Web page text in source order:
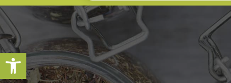
Abrir barra de herramientas